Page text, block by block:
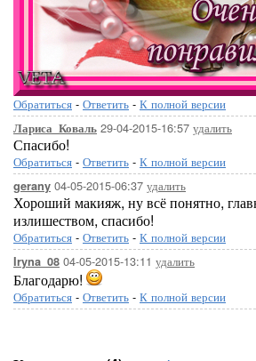
Обратиться - Ответить - К полной версии
Лариса_Коваль 29-04-2015-16:57 удалить
Спасибо!
Обратиться - Ответить - К полной версии
gerany 04-05-2015-06:37 удалить
Хороший макияж, ну всё понятно,
излишеством, спасибо!
Обратиться - Ответить - К полной версии
Iryna_08 04-05-2015-13:11 удалить
Благодарю!
Обратиться - Ответить - К полной версии